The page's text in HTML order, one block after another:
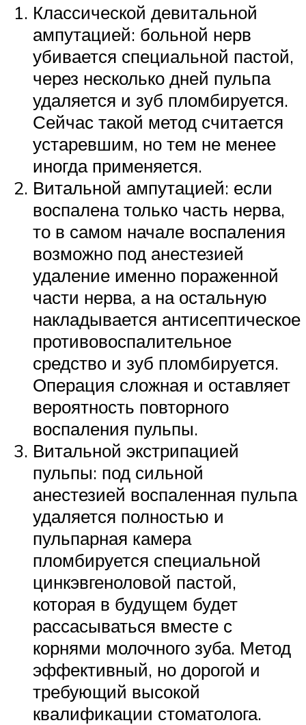
Классической девитальной
ампутацией: больной нерв
убивается специальной пастой,
через несколько дней пульпа
удаляется и зуб пломбируется.
Сейчас такой метод считается
устаревшим, но тем не менее
иногда применяется.
Витальной ампутацией: если
воспалена только часть нерва,
то в самом начале воспаления
возможно под анестезией
удаление именно пораженной
части нерва, а на остальную
накладывается антисептическое
противовоспалительное
средство и зуб пломбируется.
Операция сложная и оставляет
вероятность повторного
воспаления пульпы.
Витальной экстрипацией
пульпы: под сильной
анестезией воспаленная пульпа
удаляется полностью и
пульпарная камера
пломбируется специальной
цинкэвгеноловой пастой,
которая в будущем будет
рассасываться вместе с
корнями молочного зуба. Метод
эффективный, но дорогой и
требующий высокой
квалификации стоматолога.